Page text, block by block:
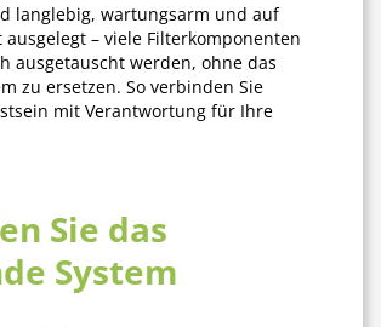
langlebig, wartungsarm und auf
– viele Filterkomponenten
ausgetauscht werden, ohne das
zu ersetzen. So verbinden Sie
mit Verantwortung für Ihre
Sie das
System